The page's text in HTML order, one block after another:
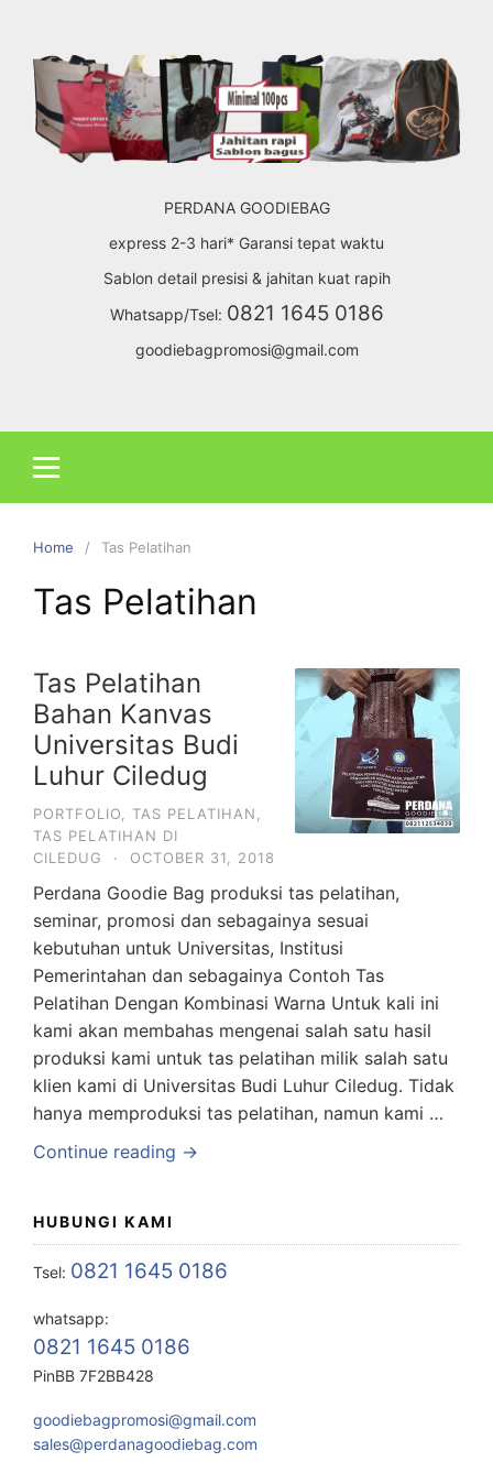
content
PERDANA GOODIEBAG
express 2-3 hari* Garansi tepat waktu
Sablon detail presisi & jahitan kuat rapih
Whatsapp/Tsel: 0821 1645 0186
goodiebagpromosi@gmail.com
Home Tas Pelatihan
Tas Pelatihan
Tas Pelatihan
Bahan Kanvas
Universitas Budi
Luhur Ciledug
PORTFOLIO TAS PELATIHAN
TAS PELATIHAN DI
CILEDUG
· OCTOBER 31, 2018
Perdana Goodie Bag produksi tas pelatihan,
seminar, promosi dan sebagainya sesuai
kebutuhan untuk Universitas, Institusi
Pemerintahan dan sebagainya Contoh Tas
Pelatihan Dengan Kombinasi Warna Untuk kali ini
kami akan membahas mengenai salah satu hasil
produksi kami untuk tas pelatihan milik salah satu
klien kami di Universitas Budi Luhur Ciledug. Tidak
hanya memproduksi tas pelatihan, namun kami …
Continue reading →
HUBUNGI KAMI
Tsel: 0821 1645 0186
whatsapp:
0821 1645 0186
PinBB 7F2BB428
goodiebagpromosi@gmail.com
sales@perdanagoodiebag.com